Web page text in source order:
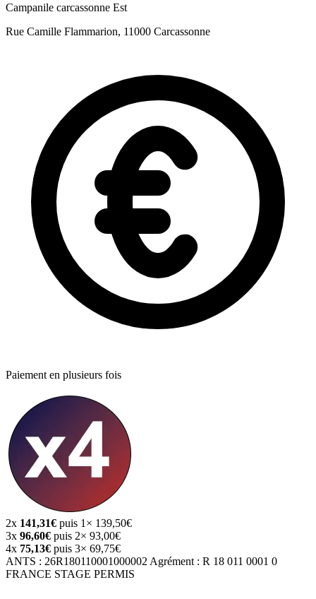
Campanile carcassonne Est
Rue Camille Flammarion, 11000 Carcassonne
Paiement en plusieurs fois
2x 141,31€ puis 1× 139,50€
3x 96,60€ puis 2× 93,00€
4x 75,13€ puis 3× 69,75€
ANTS : 26R180110001000002 Agrément : R 18 011 0001 0
FRANCE STAGE PERMIS